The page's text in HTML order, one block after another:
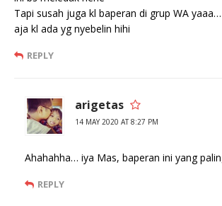
Tapi susah juga kl baperan di grup WA
aja kl ada yg nyebelin hihi
REPLY
arigetas
14 MAY 2020 AT 8:27 PM
Ahahahha… iya Mas, baperan ini yang
REPLY